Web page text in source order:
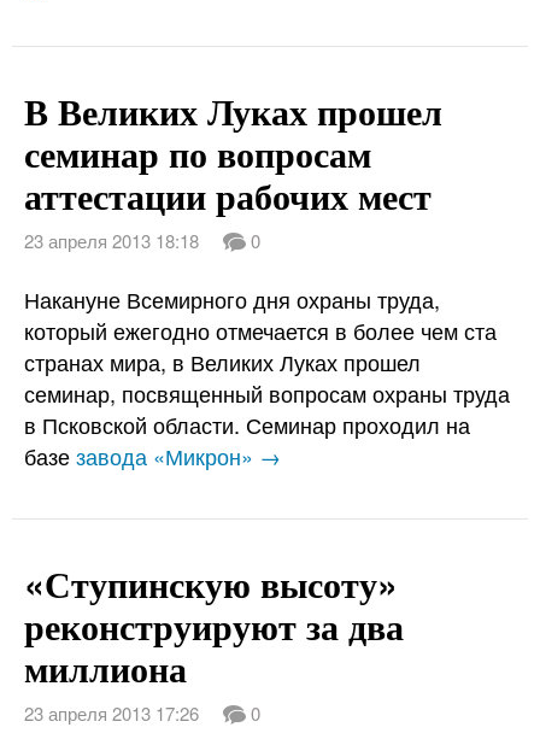
В Великих Луках прошел
семинар по вопросам
аттестации рабочих мест
23 апреля 2013 18:18 0
Накануне Всемирного дня охраны труда,
который ежегодно отмечается в более чем ста
странах мира, в Великих Луках прошел
семинар, посвященный вопросам охраны труда
в Псковской области. Семинар проходил на
базезавода «Микрон» →
«Ступинскую высоту»
реконструируют за два
миллиона
23 апреля 2013 17:26 0